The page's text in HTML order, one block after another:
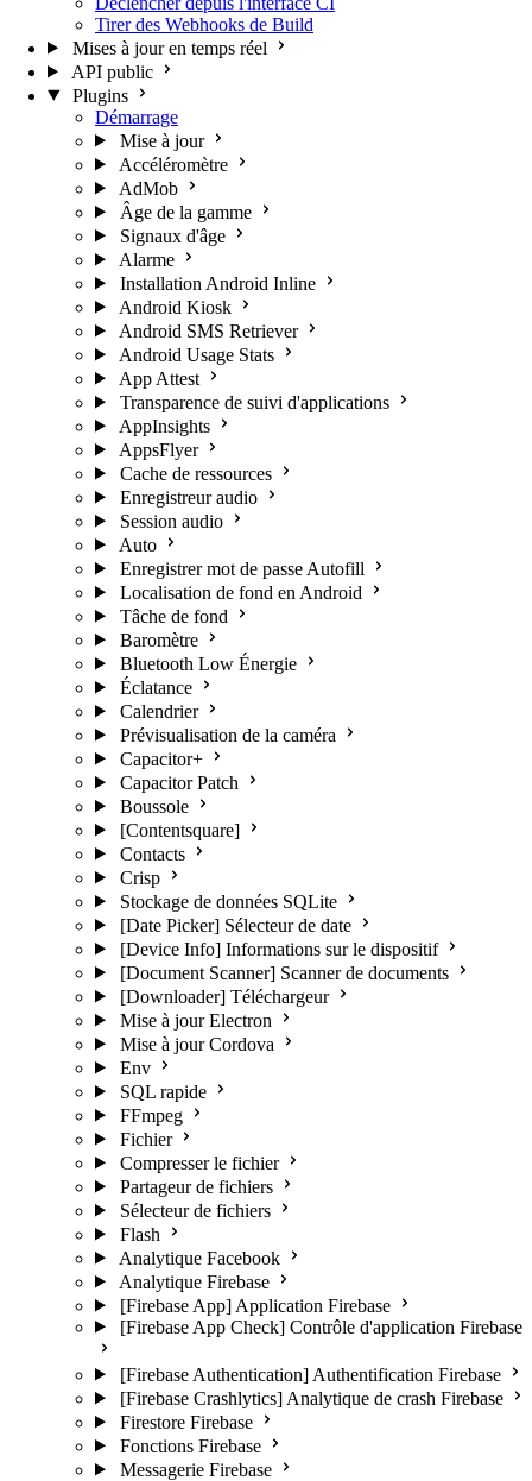
Tirer des Webhooks de Build
Mises à jour en temps réel
API public
Plugins
Démarrage
Mise à jour
Accéléromètre
AdMob
Âge de la gamme
Signaux d'âge
Alarme
Installation Android Inline
Android Kiosk
Android SMS Retriever
Android Usage Stats
App Attest
Transparence de suivi d'applications
AppInsights
AppsFlyer
Cache de ressources
Enregistreur audio
Session audio
Auto
Enregistrer mot de passe Autofill
Localisation de fond en Android
Tâche de fond
Baromètre
Bluetooth Low Énergie
Éclatance
Calendrier
Prévisualisation de la caméra
Capacitor+
Capacitor Patch
Boussole
[Contentsquare]
Contacts
Crisp
Stockage de données SQLite
[Date Picker] Sélecteur de date
[Device Info] Informations sur le dispositif
[Document Scanner] Scanner de documents
[Downloader] Téléchargeur
Mise à jour Electron
Mise à jour Cordova
Env
SQL rapide
FFmpeg
Fichier
Compresser le fichier
Partageur de fichiers
Sélecteur de fichiers
Flash
Analytique Facebook
Analytique Firebase
[Firebase App] Application Firebase
[Firebase App Check] Contrôle d'application Firebase
[Firebase Authentication] Authentification Firebase
[Firebase Crashlytics] Analytique de crash Firebase
Firestore Firebase
Fonctions Firebase
Messagerie Firebase